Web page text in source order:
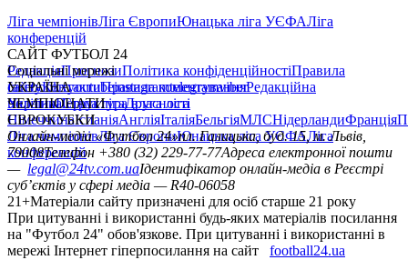
Ліга чемпіонівЛіга ЄвропиЮнацька ліга УЄФАЛіга
конференцій
САЙТ ФУТБОЛ 24
РедакціяПрогнозиПолітика конфіденційностіПравила
сайтуКонтактиПравила коментуванняРедакційна
політикаСтруктура власності
Соціальні мережі
facebookxyoutubeinstagramtelegramviber
УКРАЇНА
УкраїнаПерша лігаДруга ліга
ЧЕМПІОНАТИ
НімеччинаІспаніяАнгліяІталіяБельгіяМЛСНідерландиФранція
ЄВРОКУБКИ
Ліга чемпіонівЛіга ЄвропиЮнацька ліга УЄФАЛіга
конференцій
Онлайн-медіа «Футбол 24»пл. Галицька, буд. 15, м. Львів,
79008Телефон +380 (32) 229-77-77Адреса електронної пошти
— legal@24tv.com.uaІдентифікатор онлайн-медіа в Реєстрі
суб’єктів у сфері медіа — R40-06058
21+Матеріали сайту призначені для осіб старше 21 року
При цитуванні і використанні будь-яких матеріалів посилання
на "Футбол 24" обов'язкове. При цитуванні і використанні в
мережі Інтернет гіперпосилання на сайт
football24.ua